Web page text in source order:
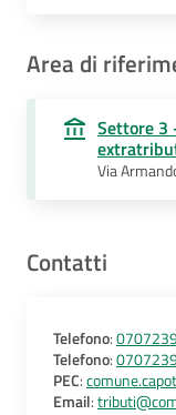
Area di
Settore 3
Via
Contatti
Telefono:
Telefono:
PEC:
Email: